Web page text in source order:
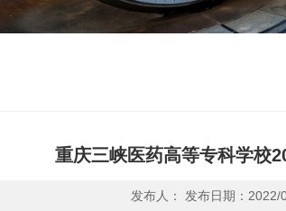
重庆三峡医药高等专科学校
发布人： 发布日期：2022/